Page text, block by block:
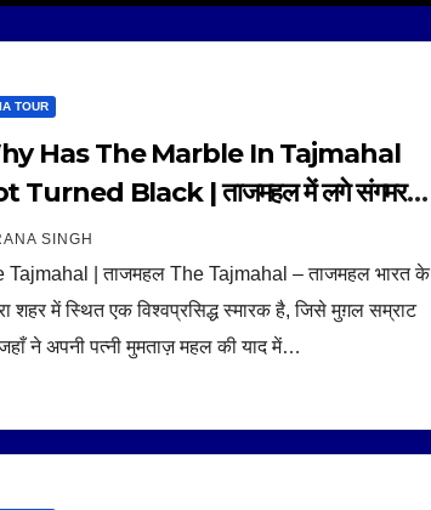
TOUR
Has The Marble In Tajmahal
Turned Black | ताजमहल में लगे संगमरमर
क्यों नहीं हुए हैं |
SINGH
Tajmahal | ताजमहल The Tajmahal – ताजमहल भारत के
शहर में स्थित एक विश्वप्रसिद्ध स्मारक है, जिसे मुग़ल सम्राट
ने अपनी पत्नी मुमताज़ महल की याद में…